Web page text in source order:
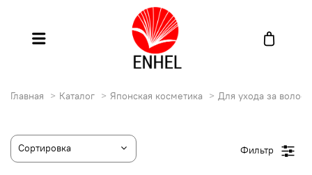
Главная Каталог Японская косметика Для ухода за
Фильтр